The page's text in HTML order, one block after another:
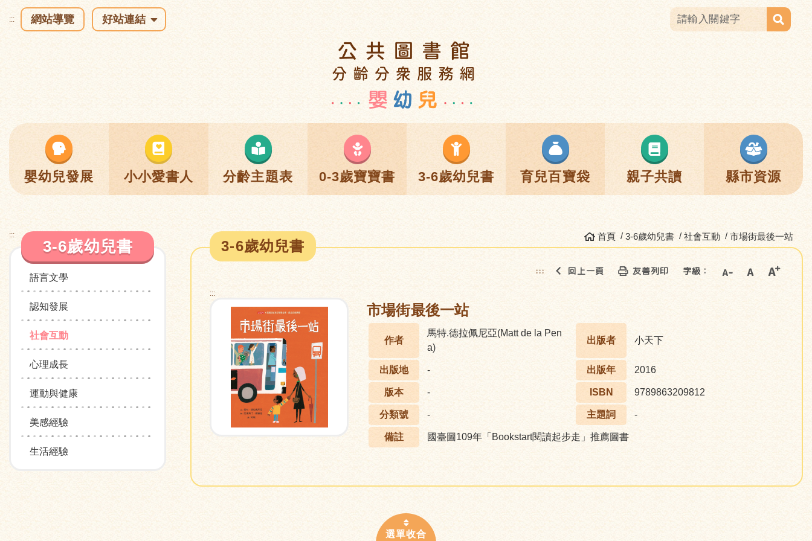
::: 網站導覽 好站連結
嬰幼兒發展 小小愛書人 分齡主題表 0-3歲寶寶書 3-6歲幼兒書 育兒百寶袋 親子共讀 縣市資源
:::
3-6歲幼兒書
語言文學
認知發展
社會互動
心理成長
運動與健康
美感經驗
生活經驗
首頁 3-6歲幼兒書 社會互動 市場街最後一站
3-6歲幼兒書
::: 回上一頁 友善列印 字級：
:::
市場街最後一站
作者
馬特.德拉佩尼亞(Matt de la Pen
a)
出版者 小天下
出版地 - 出版年 2016
版本 - ISBN 9789863209812
分類號 - 主題詞 -
備註 國臺圖109年「Bookstart閱讀起步走」推薦圖書